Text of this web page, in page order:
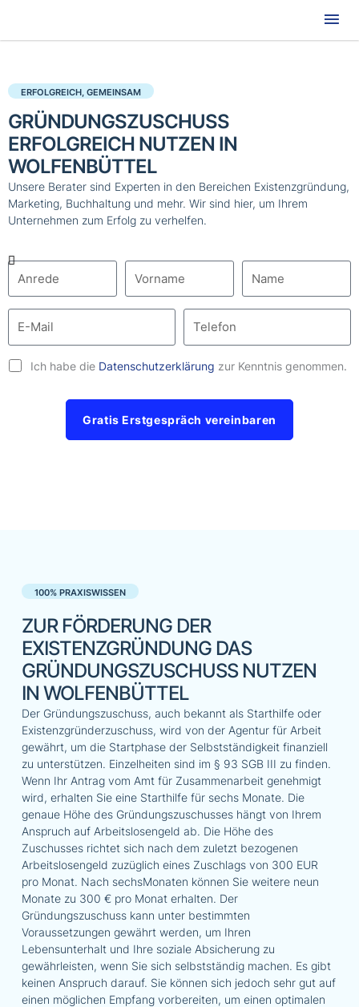
ERFOLGREICH, GEMEINSAM
GRÜNDUNGSZUSCHUSS
ERFOLGREICH NUTZEN IN
WOLFENBÜTTEL
Unsere Berater sind Experten in den Bereichen Existenzgründung,
Marketing, Buchhaltung und mehr. Wir sind hier, um Ihrem
Unternehmen zum Erfolg zu verhelfen.
Ich habe die Datenschutzerklärung zur Kenntnis genommen.
Gratis Erstgespräch vereinbaren
100% PRAXISWISSEN
ZUR FÖRDERUNG DER
EXISTENZGRÜNDUNG DAS
GRÜNDUNGSZUSCHUSS NUTZEN
IN WOLFENBÜTTEL
Der Gründungszuschuss, auch bekannt als Starthilfe oder
Existenzgründerzuschuss, wird von der Agentur für Arbeit
gewährt, um die Startphase der Selbstständigkeit finanziell
zu unterstützen. Einzelheiten sind im § 93 SGB III zu finden.
Wenn Ihr Antrag vom Amt für Zusammenarbeit genehmigt
wird, erhalten Sie eine Starthilfe für sechs Monate. Die
genaue Höhe des Gründungszuschusses hängt von Ihrem
Anspruch auf Arbeitslosengeld ab. Die Höhe des
Zuschusses richtet sich nach dem zuletzt bezogenen
Arbeitslosengeld zuzüglich eines Zuschlags von 300 EUR
pro Monat. Nach sechsMonaten können Sie weitere neun
Monate zu 300 € pro Monat erhalten. Der
Gründungszuschuss kann unter bestimmten
Voraussetzungen gewährt werden, um Ihren
Lebensunterhalt und Ihre soziale Absicherung zu
gewährleisten, wenn Sie sich selbstständig machen. Es gibt
keinen Anspruch darauf. Sie können sich jedoch sehr gut auf
einen möglichen Empfang vorbereiten, um einen optimalen